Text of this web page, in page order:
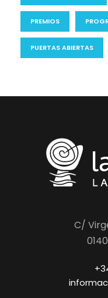
PREMIOS
PUERTAS ABIERTAS
C/